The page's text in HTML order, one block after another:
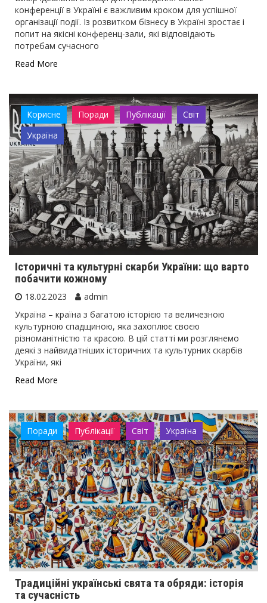
конференції в Україні є важливим кроком для успішної
організації події. Із розвитком бізнесу в Україні зростає і
попит на якісні конференц-зали, які відповідають
потребам сучасного
Read More
Корисне Поради Публікації
Світ
Україна
Історичні та культурні скарби України: що варто
побачити кожному
18.02.2023
admin
Україна – країна з багатою історією та величезною
культурною спадщиною, яка захоплює своєю
різноманітністю та красою. В цій статті ми розглянемо
деякі з найвидатніших історичних та культурних скарбів
України, які
Read More
Поради Публікації Світ Україна
Традиційні українські свята та обряди: історія
та сучасність